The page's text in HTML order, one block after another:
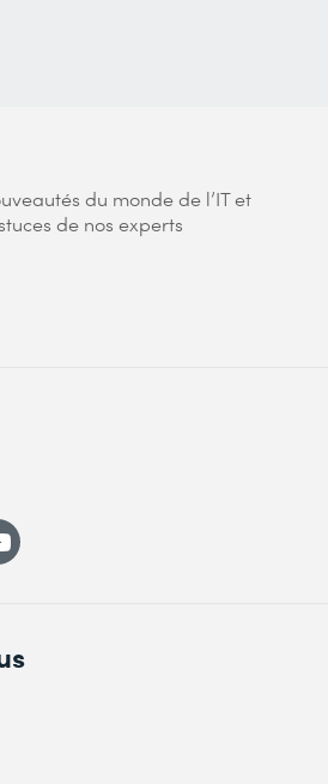
du monde de l’IT et
de nos experts